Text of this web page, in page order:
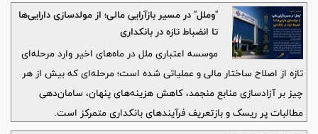
"وملل" در مسیر بازآرایی مالی؛ از مولدسازی دارایی‌ها
تا انضباط تازه در بانکداری
موسسه اعتباری ملل در ماه‌های اخیر وارد مرحله‌ای
تازه از اصلاح ساختار مالی و عملیاتی شده است؛ مرحله‌ای که بیش از هر
چیز بر آزادسازی منابع منجمد، کاهش هزینه‌های پنهان، سامان‌دهی
مطالبات پر ریسک و بازتعریف فرآیندهای بانکداری متمرکز است.